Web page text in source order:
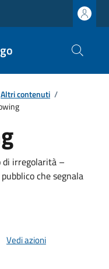
Altri contenuti /
di irregolarità –
che segnala
Vedi azioni